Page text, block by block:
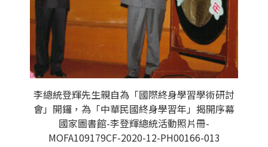
李總統登輝先生親自為「國際終身學習學術研討
會」開鑼，為「中華民國終身學習年」揭開序幕
國家圖書館-李登輝總統活動照片冊-
MOFA109179CF-2020-12-PH00166-013